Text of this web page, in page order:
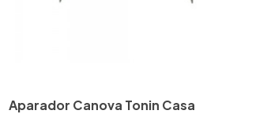
Aparador Canova Tonin Casa